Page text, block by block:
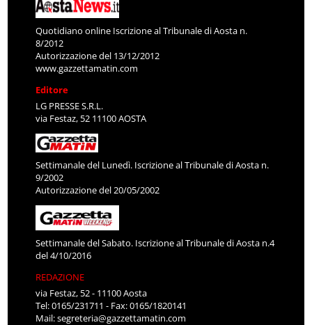
Quotidiano online Iscrizione al Tribunale di Aosta n.
8/2012
Autorizzazione del 13/12/2012
www.gazzettamatin.com
Editore
LG PRESSE S.R.L.
via Festaz, 52 11100 AOSTA
Settimanale del Lunedì. Iscrizione al Tribunale di Aosta n.
9/2002
Autorizzazione del 20/05/2002
Settimanale del Sabato. Iscrizione al Tribunale di Aosta n.4
del 4/10/2016
REDAZIONE
via Festaz, 52 - 11100 Aosta
Tel: 0165/231711 - Fax: 0165/1820141
Mail:segreteria@gazzettamatin.com